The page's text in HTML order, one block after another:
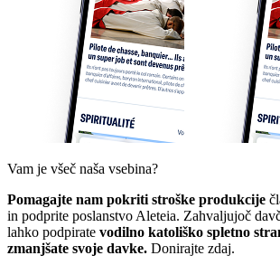
Vam je všeč naša vsebina?
Pomagajte nam pokriti stroške produkcije
in podprite poslanstvo Aleteia. Zahvaljujoč
lahko podpirate vodilno katoliško spletno
zmanjšate svoje davke. Donirajte zdaj.